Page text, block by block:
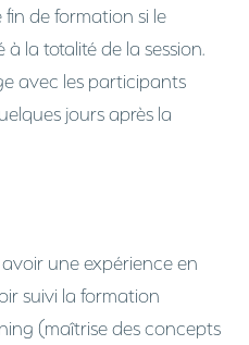
de formation si le
à la totalité de la session.
avec les participants
jours après la
une expérience en
suivi la formation
(maîtrise des concepts